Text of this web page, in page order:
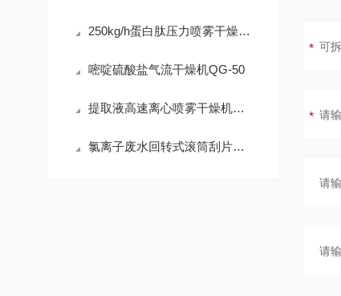
250kg/h蛋白肽压力喷雾干燥塔设备性能要求
嘧啶硫酸盐气流干燥机QG-50
提取液高速离心喷雾干燥机技术要求
氯离子废水回转式滚筒刮片干燥机